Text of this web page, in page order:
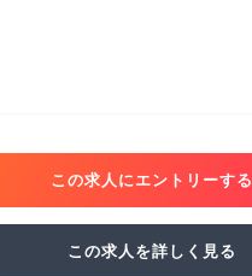
この求人にエントリーする
この求人を詳しく見る